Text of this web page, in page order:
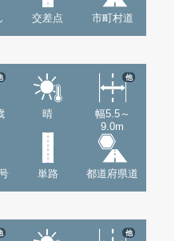
交差点 市町村道
晴
幅5.5～
9.0m
他
単路 都道府県道
他